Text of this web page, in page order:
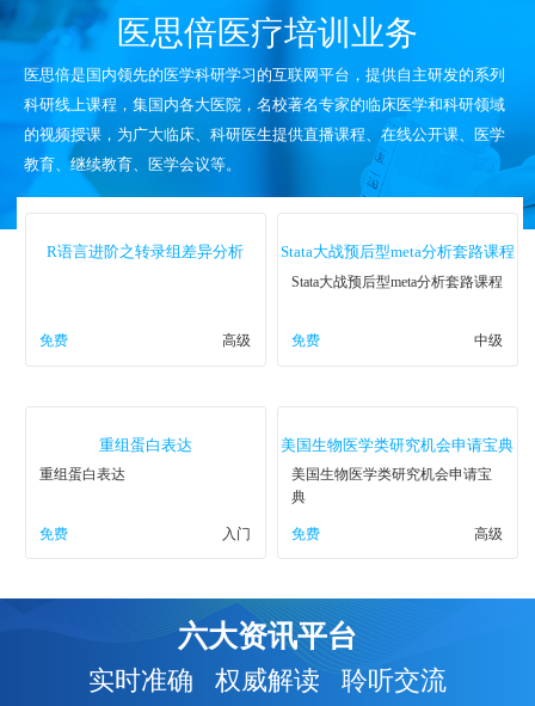
医思倍医疗培训业务
医思倍是国内领先的医学科研学习的互联网平台，提供自主研发的系列
科研线上课程，集国内各大医院，名校著名专家的临床医学和科研领域
的视频授课，为广大临床、科研医生提供直播课程、在线公开课、医学
教育、继续教育、医学会议等。
R语言进阶之转录组差异分析
免费 高级
Stata大战预后型meta分析套路课程
Stata大战预后型meta分析套路课程
免费 中级
重组蛋白表达
重组蛋白表达
免费 入门
美国生物医学类研究机会申请宝典
美国生物医学类研究机会申请宝
典
免费 高级
六大资讯平台
实时准确 权威解读 聆听交流